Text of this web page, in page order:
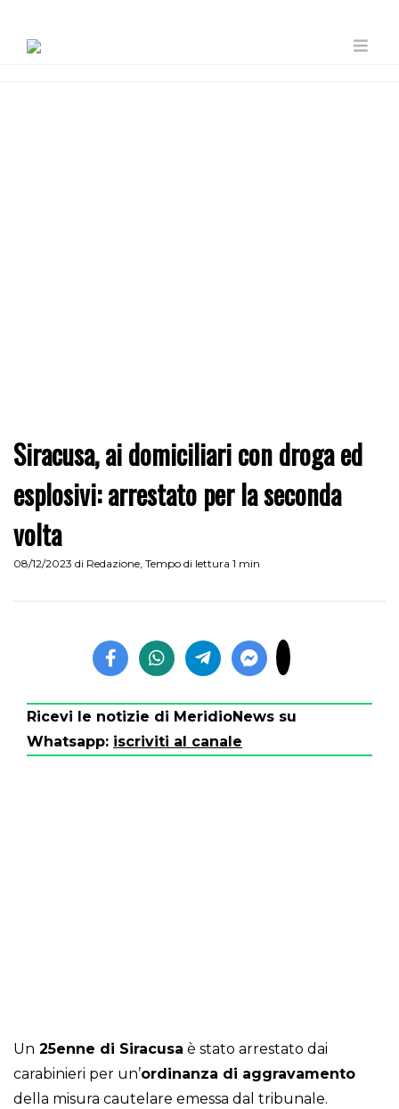
Siracusa, ai domiciliari con droga ed
esplosivi: arrestato per la seconda
volta
08/12/2023 di Redazione, Tempo di lettura 1 min
Ricevi le notizie di MeridioNews su
Whatsapp: iscriviti al canale
Un 25enne di Siracusa è stato arrestato dai
carabinieri per un’ordinanza di aggravamento
della misura cautelare emessa dal tribunale.